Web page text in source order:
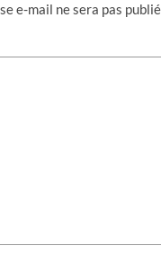
e-mail ne sera pas